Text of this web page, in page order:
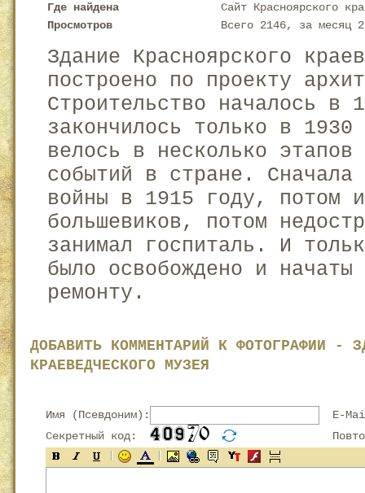
Где найдена
Сайт Красноярского
Просмотров
Всего 2146, за месяц
Здание Красноярского
построено по проекту
Строительство началось в
закончилось только в
велось в несколько
событий в стране.
войны в 1915 году, потом
большевиков, потом
занимал госпиталь. И
было освобождено и
ремонту.
ДОБАВИТЬ КОММЕНТАРИЙ К ФОТОГРАФИИ -
КРАЕВЕДЧЕСКОГО МУЗЕЯ
Имя (Псевдоним):
E-
Секретный код: